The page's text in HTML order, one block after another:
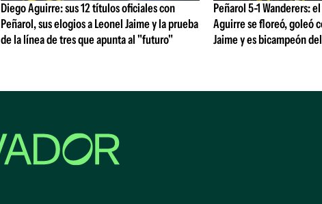
Diego Aguirre: sus 12 títulos oficiales con
Peñarol, sus elogios a Leonel Jaime y la prueba
de la línea de tres que apunta al "futuro"
Peñarol 5-1 Wanderers:
Aguirre se floreó, goleó
Jaime y es bicampeón